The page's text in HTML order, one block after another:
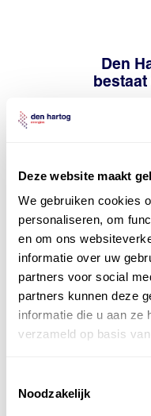
Deze website maakt
We gebruiken cookies
personaliseren, om
en om ons
informatie over uw
partners voor social
partners kunnen deze
informatie die u aan ze
verzameld op basis
Noodzakelijk
Den